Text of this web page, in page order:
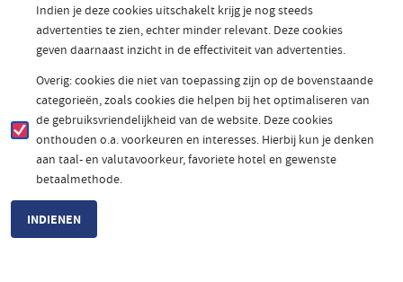
Indien je deze cookies uitschakelt krijg je nog steeds
advertenties te zien, echter minder relevant. Deze cookies
geven daarnaast inzicht in de effectiviteit van advertenties.
Overig: cookies die niet van toepassing zijn op de bovenstaande
categorieën, zoals cookies die helpen bij het optimaliseren van
de gebruiksvriendelijkheid van de website. Deze cookies
onthouden o.a. voorkeuren en interesses. Hierbij kun je denken
aan taal- en valutavoorkeur, favoriete hotel en gewenste
betaalmethode.